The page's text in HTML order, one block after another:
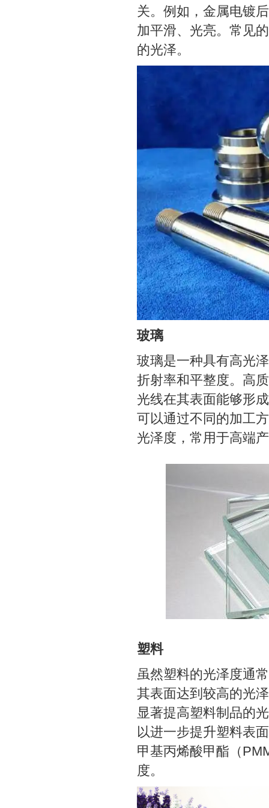
关。例如，金属电镀
加平滑、光亮。常见
的光泽。
玻璃
玻璃是一种具有高光
折射率和平整度。高
光线在其表面能够形
可以通过不同的加工
光泽度，常用于高端
塑料
虽然塑料的光泽度通
其表面达到较高的光
显著提高塑料制品的
以进一步提升塑料表
甲基丙烯酸甲酯（
度。